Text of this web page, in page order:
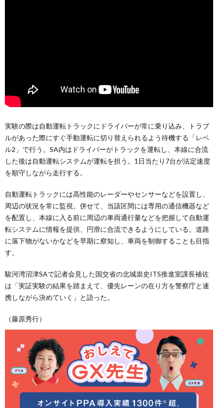
実験の際は自動運転トラックにドライバーが常に乗り込み、トラブ
ルがあった際にすぐ手動運転に切り替えられるよう待機する「レベ
ル2」で行う。SA内はドライバーがトラックを運転し、本線に合流
した後は自動運転システムが運転を担う。1日当たり7台が法定速度
を順守しながら走行する。
自動運転トラックには高性能のレーダーやセンサーなどを設置し、
周辺の状況を常に監視。併せて、当該区間には専用の通信機器など
を配置し、本線に入る前に周辺の車両通行量などを把握して自動運
転システムに情報を提供、円滑に合流できるようにしている。道路
に落下物がないかなどを早期に察知し、車両を制御することも目指
す。
駿河湾沼津SAで記者会見した国交省の北城祟史ITS推進室課長補佐
は「実証実験の結果を踏まえて、優先レーンの在り方を警察庁と連
携しながら決めていく」と語った。
（藤原秀行）